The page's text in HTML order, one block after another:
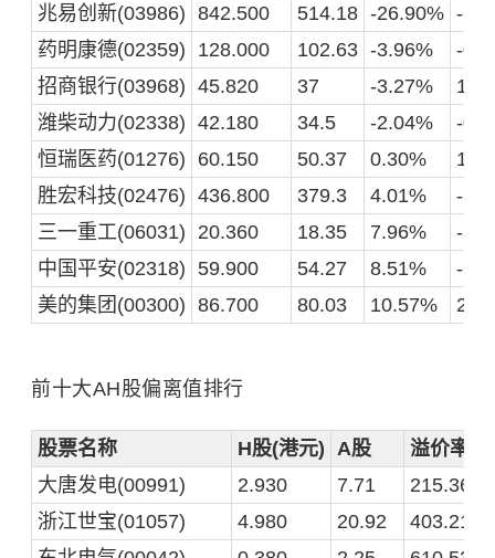
兆易创新(03986) 842.500 514.18 -26.90% -
药明康德(02359)
128.000 102.63 -3.96%
-
招商银行(03968) 45.820 37 -3.27%
潍柴动力(02338) 42.180 34.5 -2.04%
-
恒瑞医药(01276)
60.150 50.37 0.30%
胜宏科技(02476) 436.800 379.3 4.01%
-
三一重工(06031)
20.360 18.35 7.96%
-
中国平安(02318)
59.900 54.27 8.51%
-
美的集团(00300) 86.700 80.03 10.57%
前十大AH股偏离值排行
股票名称 H股(港元) A股
溢价率
大唐发电(00991)
2.930 7.71
215.36%
浙江世宝(01057)
4.980 20.92
403.21%